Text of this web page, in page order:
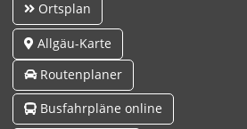
Ortsplan
Allgäu-Karte
Routenplaner
Busfahrpläne online